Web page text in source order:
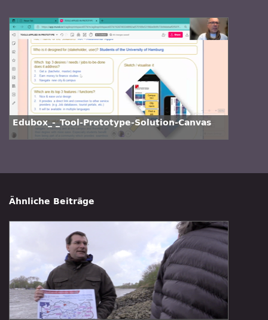
Edubox_-_Tool-Prototype-Solution-Canvas
Ähnliche Beiträge